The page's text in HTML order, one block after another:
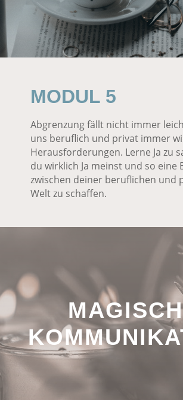
MODUL 5
Abgrenzung fällt nicht immer
uns beruflich und privat immer
Herausforderungen. Lerne Ja zu
du wirklich Ja meinst und so eine
zwischen deiner beruflichen und
Welt zu schaffen.